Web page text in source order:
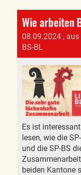
08.09.2024 ,
BS-BL
Es ist
lesen, wie die
und die SP-BS
beiden Kantone